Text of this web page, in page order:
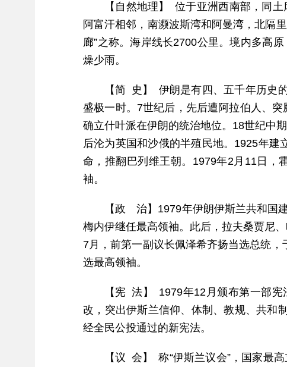
【自然地理】 位于亚洲西南部，同
阿富汗相邻，南濒波斯湾和阿曼湾，北隔
廊”之称。海岸线长2700公里。境内多高
燥少雨。
【简 史】 伊朗是有四、五千年历史
盛极一时。7世纪后，先后遭阿拉伯人、
确立什叶派在伊朗的统治地位。18世纪中
后沦为英国和沙俄的半殖民地。1925年
命，推翻巴列维王朝。1979年2月11日，
袖。
【政 治】1979年伊朗伊斯兰共和国
梅内伊继任最高领袖。此后，拉夫桑贾尼
7月，前第一副议长佩泽希齐扬当选总统
选最高领袖。
【宪 法】 1979年12月颁布第一部
改，突出伊斯兰信仰、体制、教规、共和
经全民公投通过的新宪法。
【议 会】 称“伊斯兰议会”，国家最